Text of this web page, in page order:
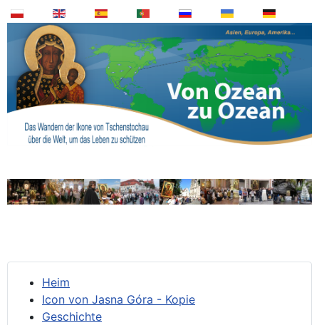
Heim
Icon von Jasna Góra - Kopie
Geschichte